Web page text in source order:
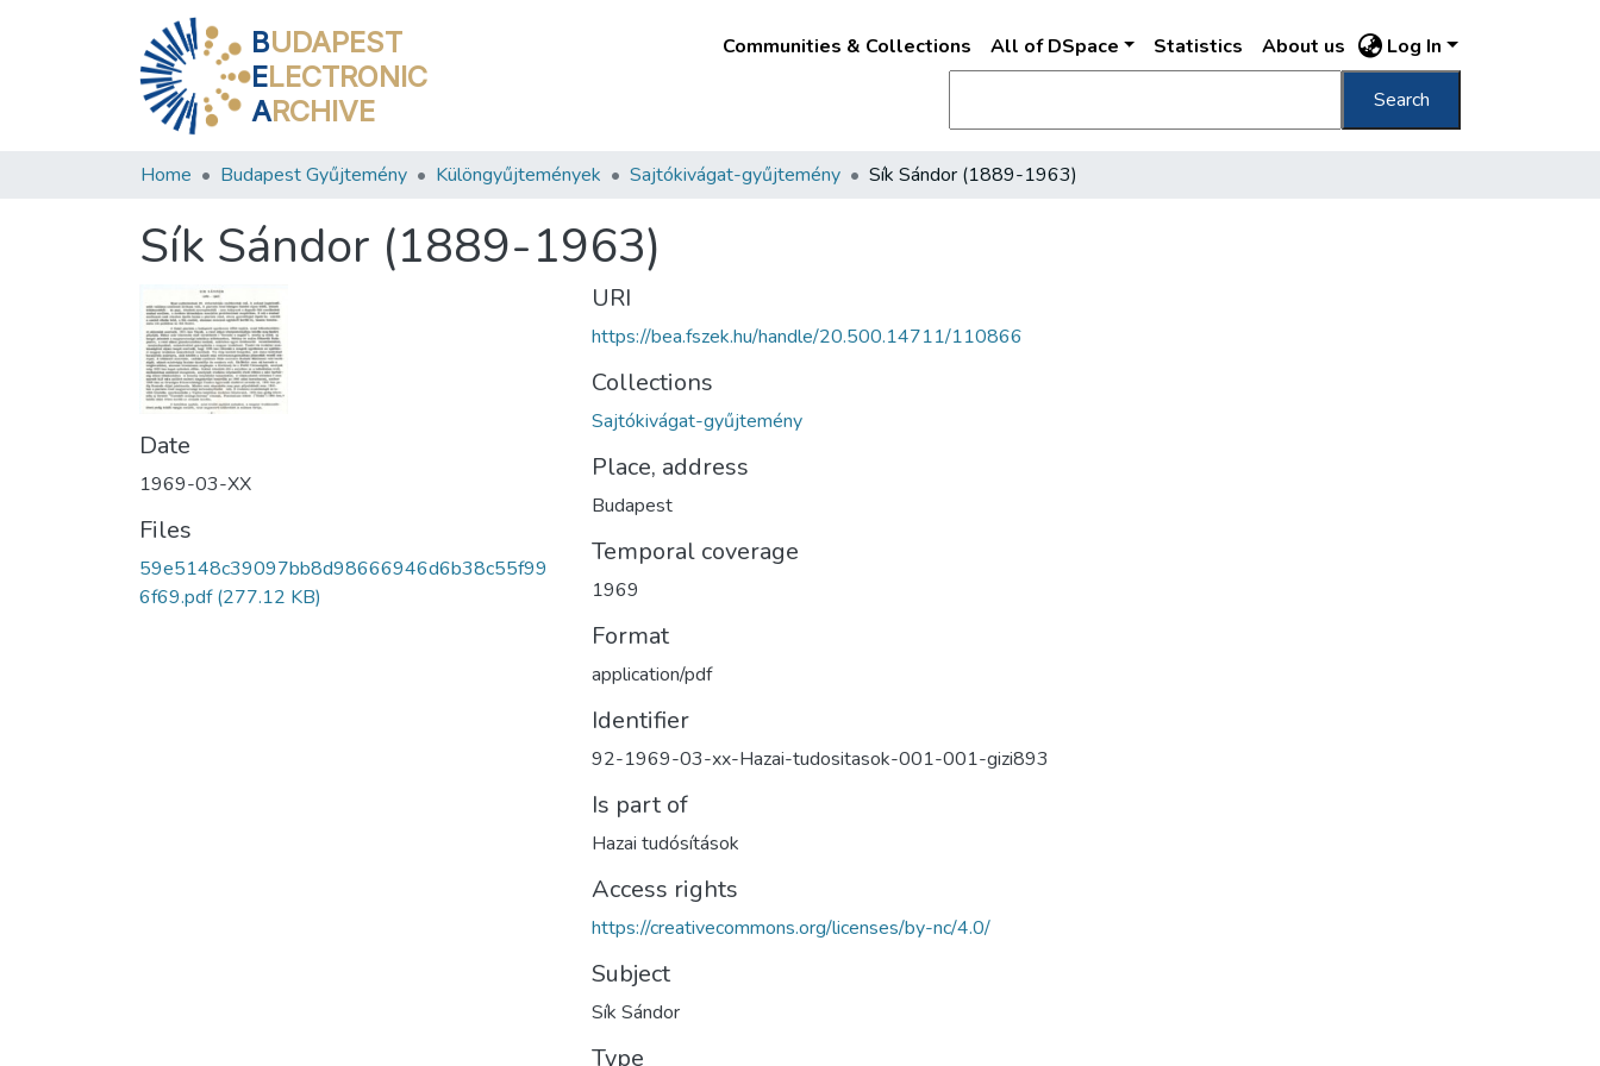
BUDAPEST
ELECTRONIC
ARCHIVE
Communities & Collections All of DSpace Statistics About us Log In
Search
Home Budapest Gyűjtemény Különgyűjtemények Sajtókivágat-gyűjtemény Sík Sándor (1889-1963)
Sík Sándor (1889-1963)
Date
1969-03-XX
Files
59e5148c39097bb8d98666946d6b38c55f99
6f69.pdf(277.12 KB)
URI
https://bea.fszek.hu/handle/20.500.14711/110866
Collections
Sajtókivágat-gyűjtemény
Place, address
Budapest
Temporal coverage
1969
Format
application/pdf
Identifier
92-1969-03-xx-Hazai-tudositasok-001-001-gizi893
Is part of
Hazai tudósítások
Access rights
https://creativecommons.org/licenses/by-nc/4.0/
Subject
Sík Sándor
Type